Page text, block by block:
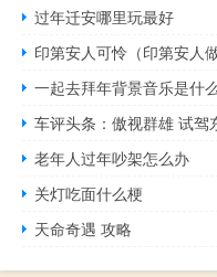
过年迁安哪里玩最好
印第安人可怜（印第安人做
一起去拜年背景音乐是什么
车评头条：傲视群雄 试
老年人过年吵架怎么办
关灯吃面什么梗
天命奇遇 攻略